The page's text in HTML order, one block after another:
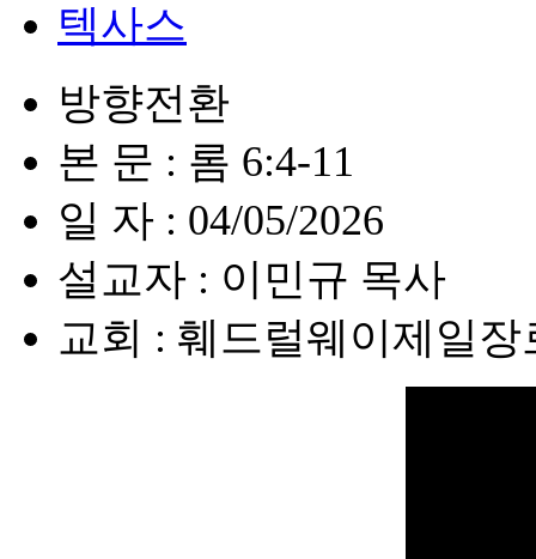
텍사스
방향전환
본 문 : 롬 6:4-11
일 자 : 04/05/2026
설교자 : 이민규 목사
교회 : 훼드럴웨이제일장